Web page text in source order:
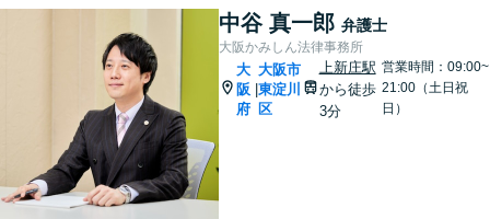
中谷 真一郎 弁護士
大阪かみしん法律事務所
大
阪
府
大阪市
東淀川
区
上新庄駅
から徒歩
3分
営業時間：09:00~
21:00（土日祝
日）